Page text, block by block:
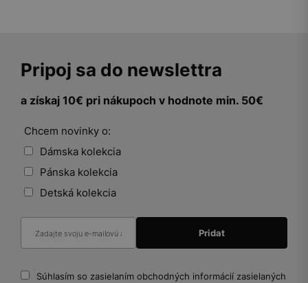
Pripoj sa do newslettra
a získaj 10€ pri nákupoch v hodnote min. 50€
Chcem novinky o:
Dámska kolekcia
Pánska kolekcia
Detská kolekcia
Súhlasím so zasielaním obchodných informácií zasielaných